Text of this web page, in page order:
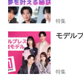
特集
モデル
特集